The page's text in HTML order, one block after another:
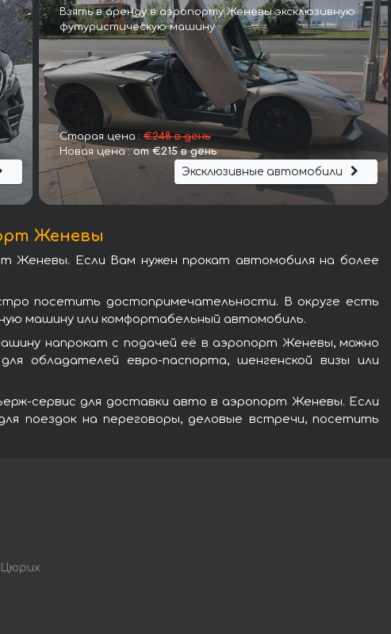
Тойота Proace Verso Long (9 мест)
Взять в аренду в аэропорту Женевы эксклюзивную
футуристическую машину
Старая цена : €248 в день
Новая цена :от €215 в день
Эксклюзивные автомобили
Женевы
Женевы. Если Вам нужен прокат автомобиля на более
посетить достопримечательности. В округе есть
машину или комфортабельный автомобиль.
напрокат с подачей её в аэропорт Женевы, можно
обладателей евро-паспорта, шенгенской визы или
сервис для доставки авто в аэропорт Женевы. Если
поездок на переговоры, деловые встречи, посетить
Цюрих